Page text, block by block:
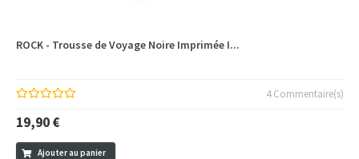
ROCK - Trousse de Voyage Noire Imprimée I...
4 Commentaire(s)
19,90 €
Ajouter au panier